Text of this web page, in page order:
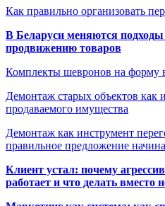
Как правильно организовать
В Беларуси меняются
продвижению товаров
Комплекты шевронов на форму
Демонтаж старых объектов как
продаваемого имущества
Демонтаж как инструмент
правильное предложение
Клиент устал: почему
работает и что делать вместо